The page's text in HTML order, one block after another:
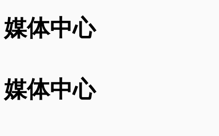
媒体中心
媒体中心